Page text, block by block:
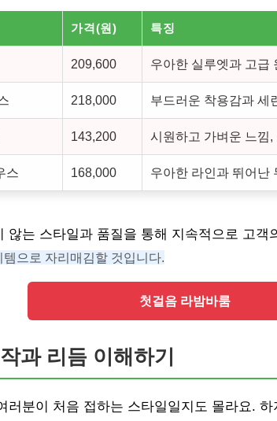
가격(원) 특징
209,600 우아한 실루엣과 고급
218,000 부드러운 착용감과 세
143,200 시원하고 가벼운 느낌
스 168,000 우아한 라인과 뛰어난
않는 스타일과 품질을 통해 지속적으로 고객
으로 자리매김할 것입니다.
첫걸음 라밤바룸
과 리듬 이해하기
러분이 처음 접하는 스타일일지도 몰라요.